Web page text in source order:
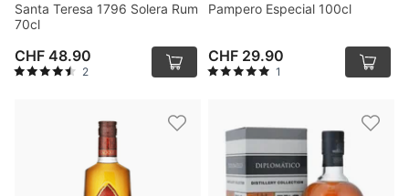
Santa Teresa 1796 Solera Rum
70cl
CHF 48.90
2
Pampero Especial 100cl
CHF 29.90
1